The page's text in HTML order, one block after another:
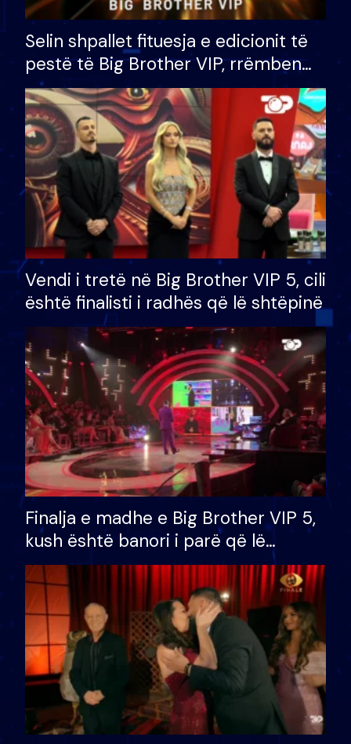
Selin shpallet fituesja e edicionit të
pestë të Big Brother VIP, rrëmben
çmimin e madh prej 100 mijë eurosh
Vendi i tretë në Big Brother VIP 5, cili
është finalisti i radhës që lë shtëpinë
Finalja e madhe e Big Brother VIP 5,
kush është banori i parë që lë
shtëpinë dhe humb mundësinë për
të fituar çmimin e madh